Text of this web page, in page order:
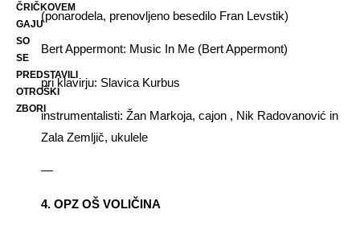
ČRIČKOVEM
GAJU
SO
SE
PREDSTAVILI
OTROŠKI
ZBORI
(ponarodela, prenovljeno besedilo Fran Levstik)
Bert Appermont: Music In Me (Bert Appermont)
pri klavirju: Slavica Kurbus
instrumentalisti: Žan Markoja, cajon , Nik Radovanović in
Zala Zemljič, ukulele
—
4. OPZ OŠ VOLIČINA